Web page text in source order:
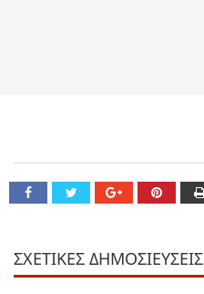
ΣΧΕΤΙΚΕΣ ΔΗΜΟΣΙΕΥΣΕΙΣ